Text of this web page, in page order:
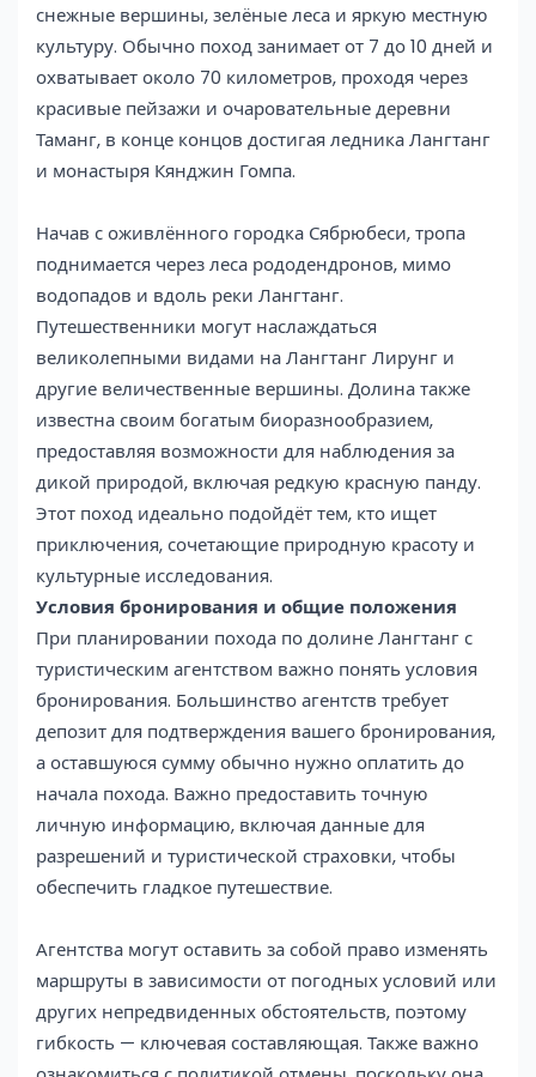
снежные вершины, зелёные леса и яркую местную
культуру. Обычно поход занимает от 7 до 10 дней и
охватывает около 70 километров, проходя через
красивые пейзажи и очаровательные деревни
Таманг, в конце концов достигая ледника Лангтанг
и монастыря Кянджин Гомпа.
Начав с оживлённого городка Сябрюбеси, тропа
поднимается через леса рододендронов, мимо
водопадов и вдоль реки Лангтанг.
Путешественники могут наслаждаться
великолепными видами на Лангтанг Лирунг и
другие величественные вершины. Долина также
известна своим богатым биоразнообразием,
предоставляя возможности для наблюдения за
дикой природой, включая редкую красную панду.
Этот поход идеально подойдёт тем, кто ищет
приключения, сочетающие природную красоту и
культурные исследования.
Условия бронирования и общие положения
При планировании похода по долине Лангтанг с
туристическим агентством важно понять условия
бронирования. Большинство агентств требует
депозит для подтверждения вашего бронирования,
а оставшуюся сумму обычно нужно оплатить до
начала похода. Важно предоставить точную
личную информацию, включая данные для
разрешений и туристической страховки, чтобы
обеспечить гладкое путешествие.
Агентства могут оставить за собой право изменять
маршруты в зависимости от погодных условий или
других непредвиденных обстоятельств, поэтому
гибкость — ключевая составляющая. Также важно